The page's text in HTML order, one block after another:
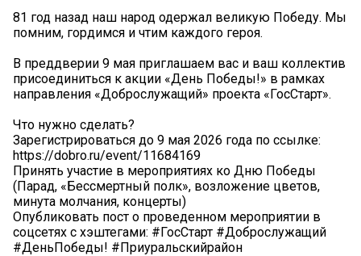
81 год назад наш народ одержал великую Победу. Мы
помним, гордимся и чтим каждого героя.
В преддверии 9 мая приглашаем вас и ваш коллектив
присоединиться к акции «День Победы!» в рамках
направления «Доброслужащий» проекта «ГосСтарт».
Что нужно сделать?
Зарегистрироваться до 9 мая 2026 года по ссылке:
https://dobro.ru/event/11684169
Принять участие в мероприятиях ко Дню Победы
(Парад, «Бессмертный полк», возложение цветов,
минута молчания, концерты)
Опубликовать пост о проведенном мероприятии в
соцсетях с хэштегами: #ГосСтарт #Доброслужащий
#ДеньПобеды! #Приуральскийрайон